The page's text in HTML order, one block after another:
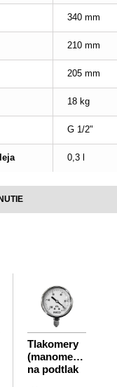
340 mm
210 mm
205 mm
18 kg
G 1/2"
0,3 l
Tlakomery
(manometre)
na podtlak